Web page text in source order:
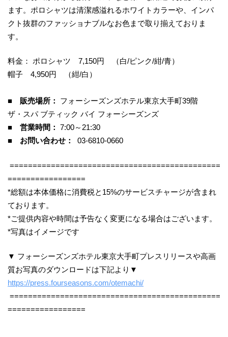
ます。ポロシャツは清潔感溢れるホワイトカラーや、インパ
クト抜群のファッショナブルなお色まで取り揃えておりま
す。
料金： ポロシャツ 7,150円 （白/ピンク/紺/青）
帽子 4,950円 （紺/白）
■ 販売場所：
フォーシーズンズホテル東京大手町39階
ザ・スパ ブティック バイ フォーシーズンズ
■ 営業時間： 7:00～21:30
■ お問い合わせ：
03-6810-0660
==============================================
=================
*総額は本体価格に消費税と15%のサービスチャージが含まれ
ております。
*ご提供内容や時間は予告なく変更になる場合はございます。
*写真はイメージです
▼ フォーシーズンズホテル東京大手町プレスリリースや高画
質お写真のダウンロードは下記より▼
https://press.fourseasons.com/otemachi/
==============================================
=================